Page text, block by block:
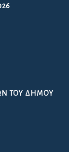
ΤΟΥ ΔΉΜΟΥ